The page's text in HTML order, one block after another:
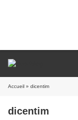
Accueil » dicentim
dicentim